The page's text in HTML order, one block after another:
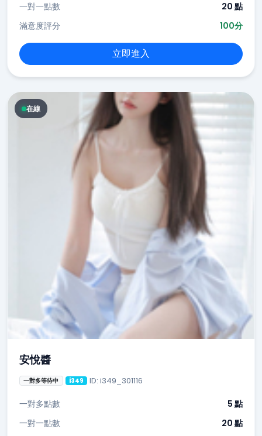
一對一點數
20 點
滿意度評分
100分
立即進入
在線
安悅醬
一對多等待中 i349 ID: i349_301116
一對多點數
5 點
一對一點數
20 點